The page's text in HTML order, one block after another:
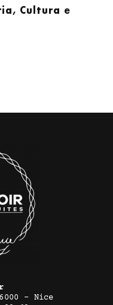
Cultura e
- Nice